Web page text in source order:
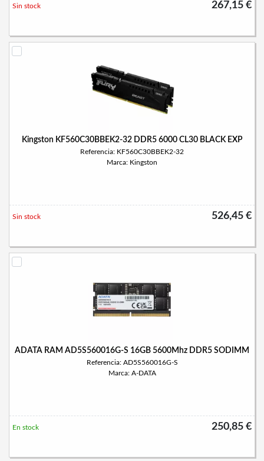
267,15 €
Sin stock
Kingston KF560C30BBEK2-32 DDR5 6000 CL30 BLACK EXP
Referencia: KF560C30BBEK2-32
Marca: Kingston
526,45 €
Sin stock
ADATA RAM AD5S560016G-S 16GB 5600Mhz DDR5 SODIMM
Referencia: AD5S560016G-S
Marca: A-DATA
250,85 €
En stock